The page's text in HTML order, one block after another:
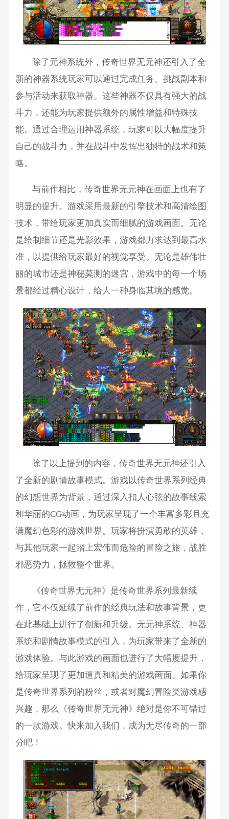
除了元神系统外，传奇世界无元神还引入了全
新的神器系统玩家可以通过完成任务、挑战副本和
参与活动来获取神器。这些神器不仅具有强大的战
斗力，还能为玩家提供额外的属性增益和特殊技
能。通过合理运用神器系统，玩家可以大幅度提升
自己的战斗力，并在战斗中发挥出独特的战术和策
略。
与前作相比，传奇世界无元神在画面上也有了
明显的提升。游戏采用最新的引擎技术和高清绘图
技术，带给玩家更加真实而细腻的游戏画面。无论
是绘制细节还是光影效果，游戏都力求达到最高水
准，以提供给玩家最好的视觉享受。无论是雄伟壮
丽的城市还是神秘莫测的迷宫，游戏中的每一个场
景都经过精心设计，给人一种身临其境的感觉。
除了以上提到的内容，传奇世界无元神还引入
了全新的剧情故事模式。游戏以传奇世界系列经典
的幻想世界为背景，通过深入扣人心弦的故事线索
和华丽的CG动画，为玩家呈现了一个丰富多彩且充
满魔幻色彩的游戏世界。玩家将扮演勇敢的英雄，
与其他玩家一起踏上宏伟而危险的冒险之旅，战胜
邪恶势力，拯救整个世界。
《传奇世界无元神》是传奇世界系列最新续
作，它不仅延续了前作的经典玩法和故事背景，更
在此基础上进行了创新和升级。无元神系统、神器
系统和剧情故事模式的引入，为玩家带来了全新的
游戏体验。与此游戏的画面也进行了大幅度提升，
给玩家呈现了更加逼真和精美的游戏画面。如果你
是传奇世界系列的粉丝，或者对魔幻冒险类游戏感
兴趣，那么《传奇世界无元神》绝对是你不可错过
的一款游戏。快来加入我们，成为无尽传奇的一部
分吧！